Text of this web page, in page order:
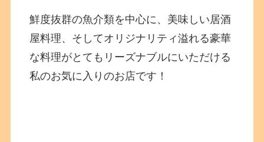
鮮度抜群の魚介類を中心に、美味しい居酒
屋料理、そしてオリジナリティ溢れる豪華
な料理がとてもリーズナブルにいただける
私のお気に入りのお店です！